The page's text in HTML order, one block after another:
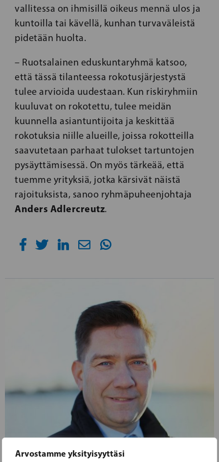
Arvostamme yksityisyyttäsi
vallitessa on ihmisillä oikeus mennä ulos ja
kuntoilla tai kävellä, kunhan turvaväleistä
pidetään huolta.
– Ruotsalainen eduskuntaryhmä katsoo,
että tässä tilanteessa rokotusjärjestystä
tulee arvioida uudestaan. Kun riskiryhmiin
kuuluvat on rokotettu, tulee meidän
kuunnella asiantuntijoita ja keskittää
rokotuksia niille alueille, joissa rokotteilla
saavutetaan parhaat tulokset tartuntojen
pysäyttämisessä. On myös tärkeää, että
tuemme yrityksiä, jotka kärsivät näistä
rajoituksista, sanoo ryhmäpuheenjohtaja
Anders Adlercreutz.